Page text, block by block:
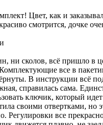
Цвет, как и
смотрится, дочке
ни сколов, всё пришло в
все в
В инструкции всё
справилась сама.
ключик, который
своими отвертками, но
Регулировки все